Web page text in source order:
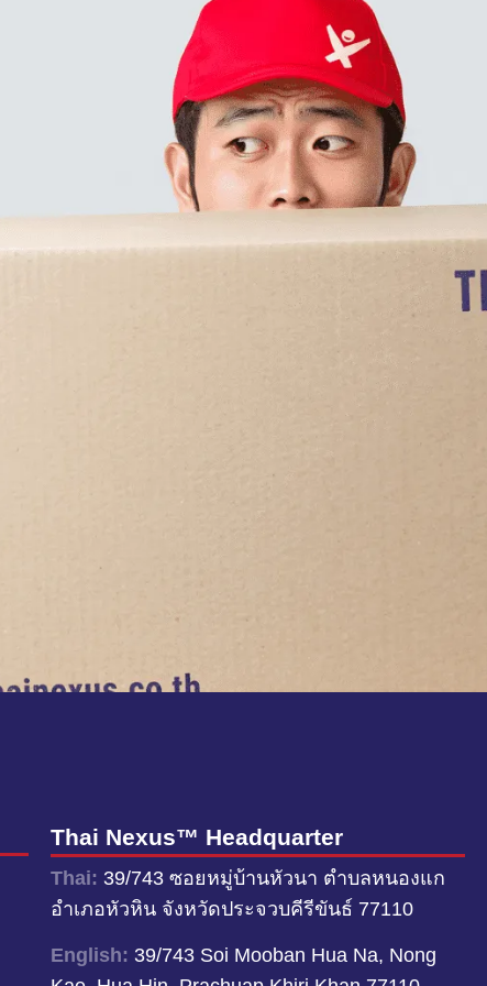
Thai Nexus™ Headquarter
Thai: 39/743 ซอยหมู่บ้านหัวนา ตำบลหนองแก
อำเภอหัวหิน จังหวัดประจวบคีรีขันธ์ 77110
English: 39/743 Soi Mooban Hua Na, Nong